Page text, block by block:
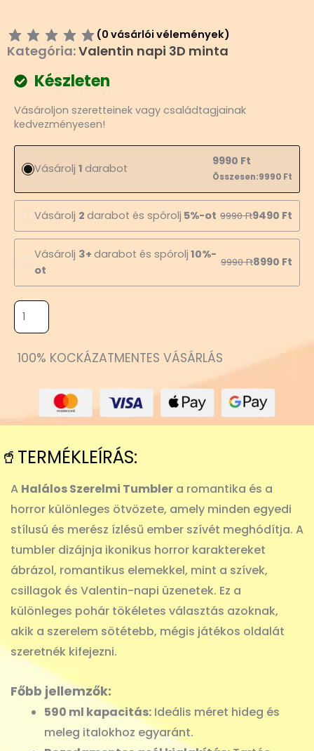
(0 vásárlói vélemények)
Kategória:Valentin napi 3D minta
Készleten
Vásároljon szeretteinek vagy családtagjainak
kedvezményesen!
Vásárolj 1 darabot
9990 Ft
Összesen:9990 Ft
Vásárolj 2 darabot és spórolj 5%-ot 9990Ft9490 Ft
Vásárolj 3+ darabot és spórolj 10%-
ot
9990Ft8990 Ft
Szerelmi
Tumbler
mennyiség
100% KOCKÁZATMENTES VÁSÁRLÁS
🥤TERMÉKLEÍRÁS:
A Halálos Szerelmi Tumbler a romantika és a
horror különleges ötvözete, amely minden egyedi
stílusú és merész ízlésű ember szívét meghódítja. A
tumbler dizájnja ikonikus horror karaktereket
ábrázol, romantikus elemekkel, mint a szívek,
csillagok és Valentin-napi üzenetek. Ez a
különleges pohár tökéletes választás azoknak,
akik a szerelem sötétebb, mégis játékos oldalát
szeretnék kifejezni.
Főbb jellemzők:
590 ml kapacitás: Ideális méret hideg és
meleg italokhoz egyaránt.